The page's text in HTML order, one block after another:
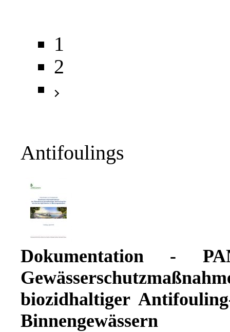
1
2
Antifoulings
Dokumentation -
biozidhaltiger
Binnengewässern